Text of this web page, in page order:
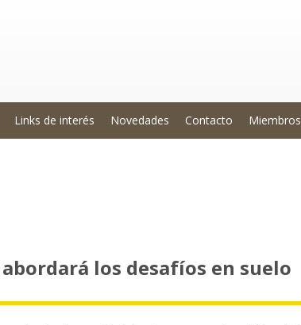
Links de interés Novedades Contacto Miembros
los desafíos en suelo